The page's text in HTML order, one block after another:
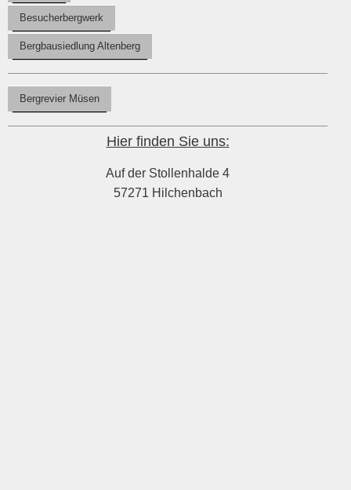
Besucherbergwerk
Bergbausiedlung Altenberg
Bergrevier Müsen
Hier finden Sie uns:
Auf der Stollenhalde 4
57271 Hilchenbach